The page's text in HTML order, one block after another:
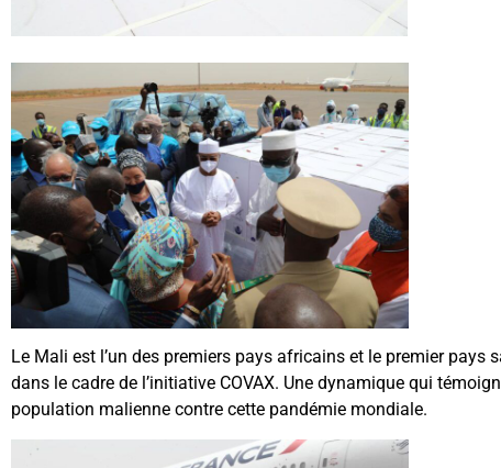
Le Mali est l’un des premiers pays africains et le premier pays
dans le cadre de l’initiative COVAX. Une dynamique qui
population malienne contre cette pandémie mondiale.